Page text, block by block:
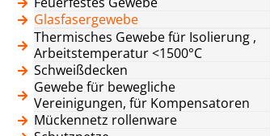
Glasfasergewebe
Thermisches Gewebe für Isolierung ,
Arbeitstemperatur <1500°C
Schweißdecken
Gewebe für bewegliche
Vereinigungen, für Kompensatoren
Mückennetz rollenware